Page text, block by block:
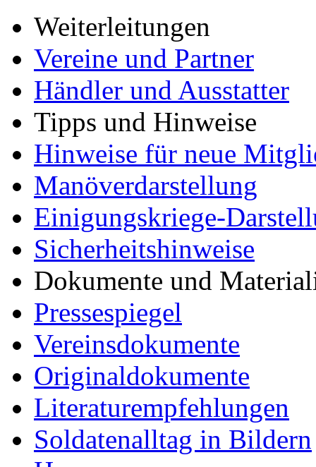
Weiterleitungen
Vereine und Partner
Händler und Ausstatter
Tipps und Hinweise
Hinweise für neue
Manöverdarstellung
Einigungskriege-
Sicherheitshinweise
Dokumente und
Pressespiegel
Vereinsdokumente
Originaldokumente
Literaturempfehlungen
Soldatenalltag in Bildern